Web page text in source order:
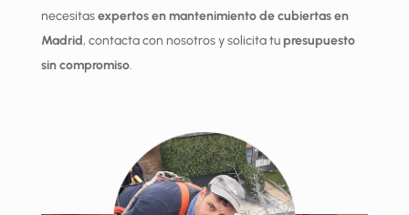
necesitasexpertos en mantenimiento de cubiertas en
Madrid, contacta con nosotros y solicita tu presupuesto
sin compromiso.